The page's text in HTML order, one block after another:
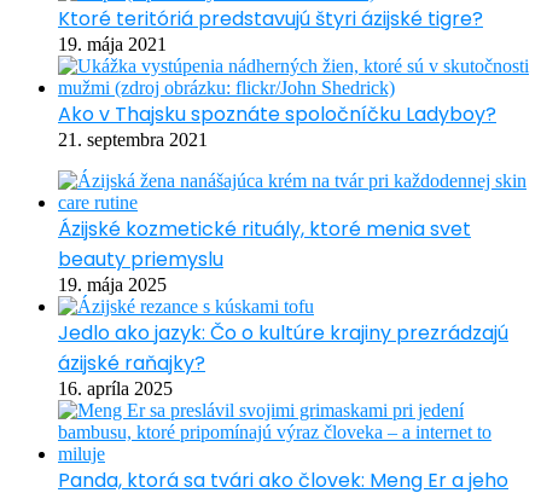
Ktoré teritóriá predstavujú štyri ázijské tigre?
19. mája 2021
Ako v Thajsku spoznáte spoločníčku Ladyboy?
21. septembra 2021
Ázijské kozmetické rituály, ktoré menia svet
beauty priemyslu
19. mája 2025
Jedlo ako jazyk: Čo o kultúre krajiny prezrádzajú
ázijské raňajky?
16. apríla 2025
Panda, ktorá sa tvári ako človek: Meng Er a jeho